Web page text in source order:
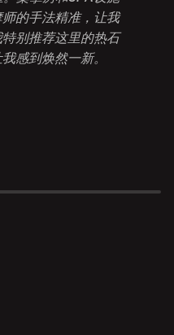
的手法精准，让我
别推荐这里的热石
感到焕然一新。